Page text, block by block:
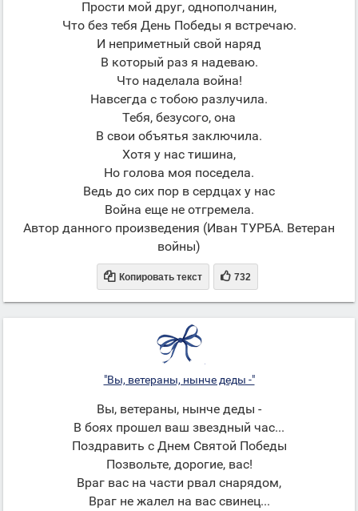
Прости мой друг, однополчанин,
Что без тебя День Победы я встречаю.
И неприметный свой наряд
В который раз я надеваю.
Что наделала война!
Навсегда с тобою разлучила.
Тебя, безусого, она
В свои объятья заключила.
Хотя у нас тишина,
Но голова моя поседела.
Ведь до сих пор в сердцах у нас
Война еще не отгремела.
Автор данного произведения (Иван ТУРБА. Ветеран
войны)
 Копировать текст  732
"Вы, ветераны, нынче деды -"
Вы, ветераны, нынче деды -
В боях прошел ваш звездный час...
Поздравить с Днем Святой Победы
Позвольте, дорогие, вас!
Враг вас на части рвал снарядом,
Враг не жалел на вас свинец...